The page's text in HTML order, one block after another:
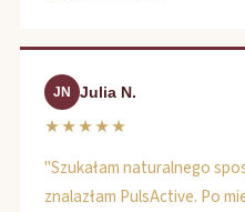
JN Julia N.
★★★★★
"Szukałam naturalnego
znalazłam PulsActive. Po